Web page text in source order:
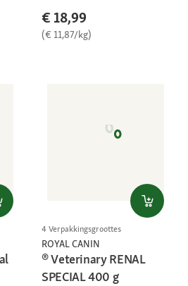
€ 18,99
(€ 11,87/kg)
4 Verpakkingsgroottes
ROYAL CANIN
® Veterinary RENAL
SPECIAL 400 g